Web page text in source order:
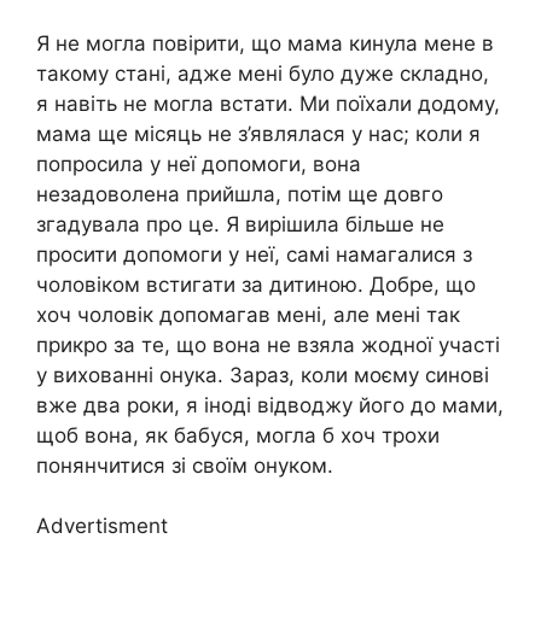
Я не могла повірити, що мама кинула мене в
такому стані, адже мені було дуже складно,
я навіть не могла встати. Ми поїхали додому,
мама ще місяць не з’являлася у нас; коли я
попросила у неї допомоги, вона
незадоволена прийшла, потім ще довго
згадувала про це. Я вирішила більше не
просити допомоги у неї, самі намагалися з
чоловіком встигати за дитиною. Добре, що
хоч чоловік допомагав мені, але мені так
прикро за те, що вона не взяла жодної участі
у вихованні онука. Зараз, коли моєму синові
вже два роки, я іноді відводжу його до мами,
щоб вона, як бабуся, могла б хоч трохи
понянчитися зі своїм онуком.
Advertisment